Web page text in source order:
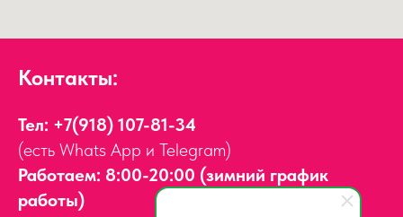
Контакты:
Тел: +7(918) 107-81-34
(есть Whats App и Telegram)
Работаем: 8:00-20:00 (зимний график
работы)